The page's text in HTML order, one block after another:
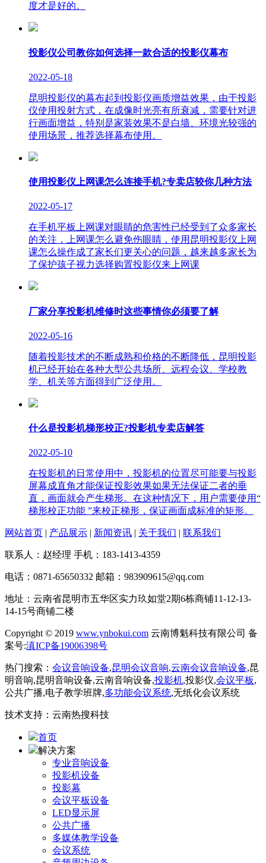
度才是好的。
投影仪公司教你如何选择一款合适的投影仪幕布
2022-05-18
昆明投影仪的幕布起到投影仪画质增益效果，由于投影
仪使用投射方式，在成像时光亮有所衰减，需要针对进
行画面增益，特别是家装效果不是白墙、环境光较强的
使用场景，推荐选择幕布使用。
使用投影仪上网课怎么连接手机?专卖店较你几种方法
2022-05-17
在手机平板上网课对眼睛的危害性已经受到了众多家长
的关注，上网课怎么避免伤眼睛，使用昆明投影仪上网
课怎么操作成了家长们更关心的问题，越来越多家长为
了保护孩子视力选择购置投影仪来上网课
厂家分享投影机维修时这些事情你必须要了解
2022-05-16
随着投影技术的不断成熟和价格的不断降低，昆明投影
机已经开始在各种大型公共场所、远程会议、学校教
学、机关等方面得到广泛使用。
什么是投影机梯形校正?投影机专卖店解答
2022-05-10
在投影机的日常使用中，投影机的位置尽可能要与投影
屏幕成直角才能保证投影效果如果无法保证二者的垂
直，画面就会产生梯形。在这种情况下，用户需要使用“
梯形校正功能 ”来校正梯形，保证画面成标准的矩形。
网站首页 产品展示 新闻资讯 关于我们 联系我们
联系人：赵经理 手机：183-1413-4359
电话：0871-65650332 邮箱：983909615@qq.com
地址：云南省昆明市五华区实力玖如堂2期6栋商铺11-12-13-
14-15号商铺二楼
Copyright © 2019 www.ynbokui.com 云南博魁科技有限公司 备
案号:滇ICP备19006398号
热门搜索： 会议音响设备,昆明会议音响,云南会议音响设备,昆
明音响,昆明音响设备,云南音响设备,投影机,投影仪,会议平板,
公共广播,电子教学班牌,多功能会议系统,无纸化会议系统
技术支持：云南热搜科技
首页
解决方案
专业音响设备
投影机设备
投影幕
会议平板设备
LED显示屏
公共广播
多媒体教学设备
会议系统